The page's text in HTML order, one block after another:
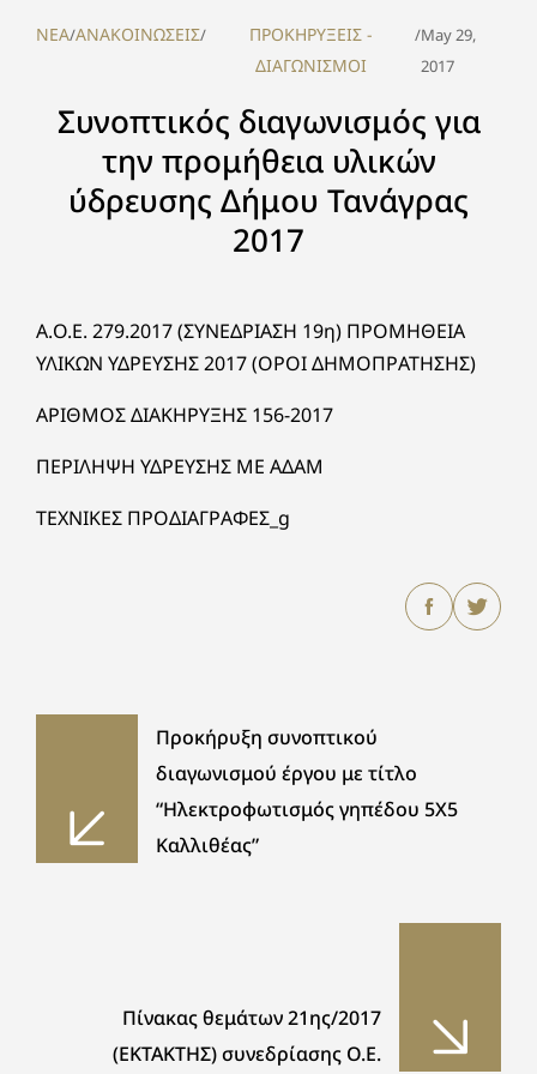
NEA/ΑΝΑΚΟΙΝΩΣΕΙΣ/
ΠΡΟΚΗΡΥΞΕΙΣ -
ΔΙΑΓΩΝΙΣΜΟΙ
/May 29,
2017
Συνοπτικός διαγωνισμός για
την προμήθεια υλικών
ύδρευσης Δήμου Τανάγρας
2017
Α.O.Ε. 279.2017 (ΣΥΝΕΔΡΙΑΣΗ 19η) ΠΡΟΜΗΘΕΙΑ
ΥΛΙΚΩΝ ΥΔΡΕΥΣΗΣ 2017 (ΟΡΟΙ ΔΗΜΟΠΡΑΤΗΣΗΣ)
ΑΡΙΘΜΟΣ ΔΙΑΚΗΡΥΞΗΣ 156-2017
ΠΕΡΙΛΗΨΗ ΥΔΡΕΥΣΗΣ ΜΕ ΑΔΑΜ
ΤΕΧΝΙΚΕΣ ΠΡΟΔΙΑΓΡΑΦΕΣ_g
Προκήρυξη συνοπτικού
διαγωνισμού έργου με τίτλο
“Ηλεκτροφωτισμός γηπέδου 5Χ5
Καλλιθέας”
Πίνακας θεμάτων 21ης/2017
(ΕΚΤΑΚΤΗΣ) συνεδρίασης Ο.Ε.